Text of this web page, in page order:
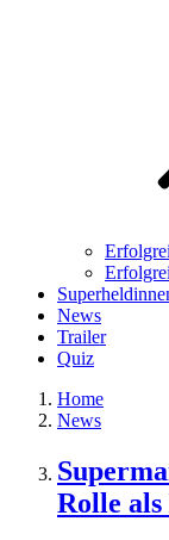
News
Trailer
Quiz
Home
News
Rolle